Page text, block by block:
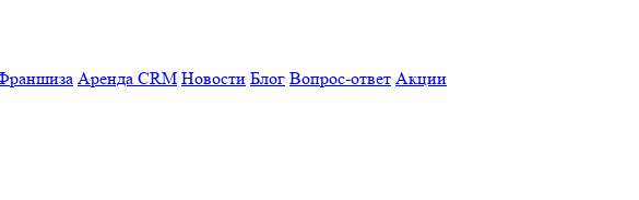
Аренда CRM Новости Блог Вопрос-ответ Акции